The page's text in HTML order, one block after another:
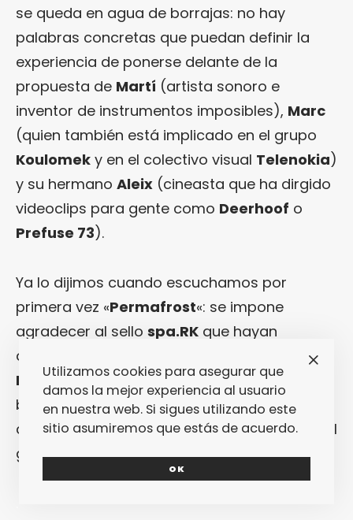
se queda en agua de borrajas: no hay
palabras concretas que puedan definir la
experiencia de ponerse delante de la
propuesta de Martí (artista sonoro e
inventor de instrumentos imposibles), Marc
(quien también está implicado en el grupo
Koulomek y en el colectivo visual Telenokia)
y su hermano Aleix (cineasta que ha dirgido
videoclips para gente como Deerhoof o
Prefuse 73).
Ya lo dijimos cuando escuchamos por
primera vez «Permafrost«: se impone
agradecer al sello spa.RK que hayan
destapado el secreto a voces que era
Híbrida, Nen i Cavallen el subsuelo
barcelonés… Nuestra forma de
agradecérselo, por otra parte, es invitando al
grupo a uno de nuestrosFast Dates.
Utilizamos cookies para asegurar que
damos la mejor experiencia al usuario
en nuestra web. Si sigues utilizando este
sitio asumiremos que estás de acuerdo.
OK